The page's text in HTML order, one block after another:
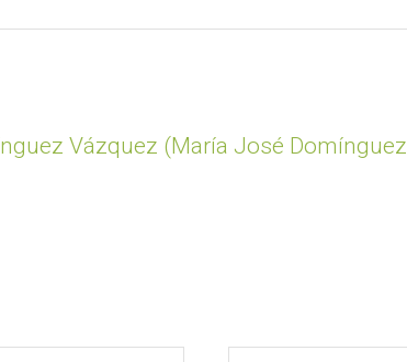
Vázquez (María José Domínguez